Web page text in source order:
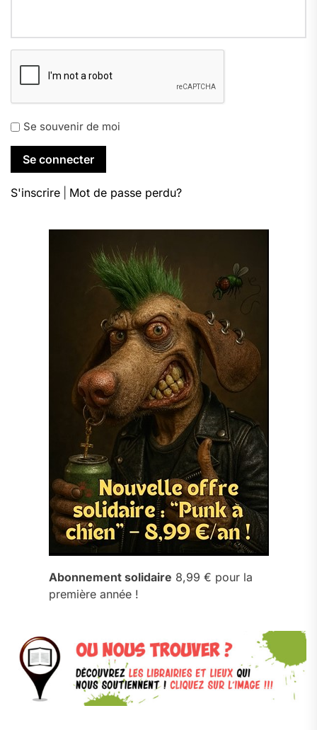
Se souvenir de moi
S'inscrire Mot de passe perdu?
Abonnement solidaire 8,99 € pour la
première année !